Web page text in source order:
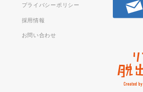
プライバシーポリシー
採用情報
お問い合わせ